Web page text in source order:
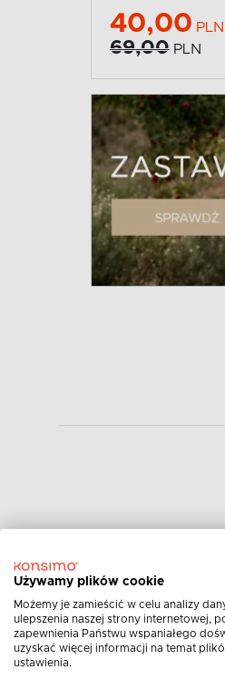
40,00 PLN
69,00 PLN
Używamy plików cookie
Możemy je zamieścić w celu analizy
ulepszenia naszej strony internetowej,
zapewnienia Państwu wspaniałego
uzyskać więcej informacji na temat
ustawienia.